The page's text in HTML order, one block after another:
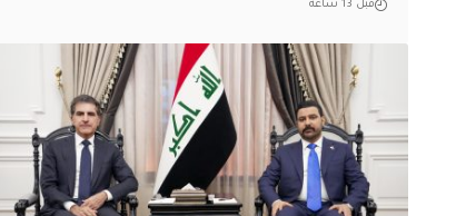
قبل 13 ساعة